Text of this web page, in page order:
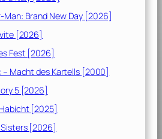
Man: Brand New Day [2026]
[2026]
Fest [2026]
– Macht des Kartells [2000]
5 [2026]
[2025]
[2026]